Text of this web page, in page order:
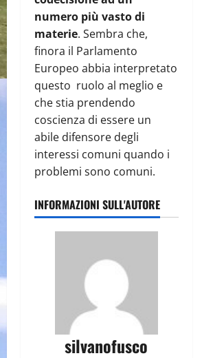
numero più vasto di
materie. Sembra che,
finora il Parlamento
Europeo abbia interpretato
questo ruolo al meglio e
che stia prendendo
coscienza di essere un
abile difensore degli
interessi comuni quando i
problemi sono comuni.
INFORMAZIONI SULL'AUTORE
silvanofusco